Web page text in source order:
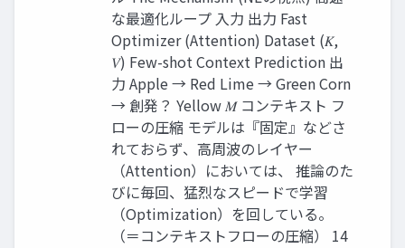
な最適化ループ 入力 出力 Fast
Optimizer (Attention) Dataset (𝐾,
𝑉) Few-shot Context Prediction 出
力 Apple → Red Lime → Green Corn
→ 創発？ Yellow 𝑀 コンテキスト フ
ローの圧縮 モデルは『固定』などさ
れておらず、高周波のレイヤー
（Attention）においては、 推論のた
びに毎回、猛烈なスピードで学習
（Optimization）を回している。
（＝コンテキストフローの圧縮） 14